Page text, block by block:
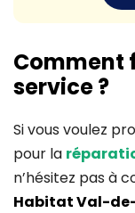
Comment
service ?
Si vous voulez
pour la
n’hésitez pas à
Habitat Val-